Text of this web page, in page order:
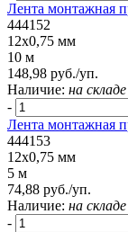
Лента монтажная
444152
12x0,75 мм
10 м
148,98 руб./уп.
Наличие: на складе
-
Лента монтажная
444153
12x0,75 мм
5 м
74,88 руб./уп.
Наличие: на складе
-